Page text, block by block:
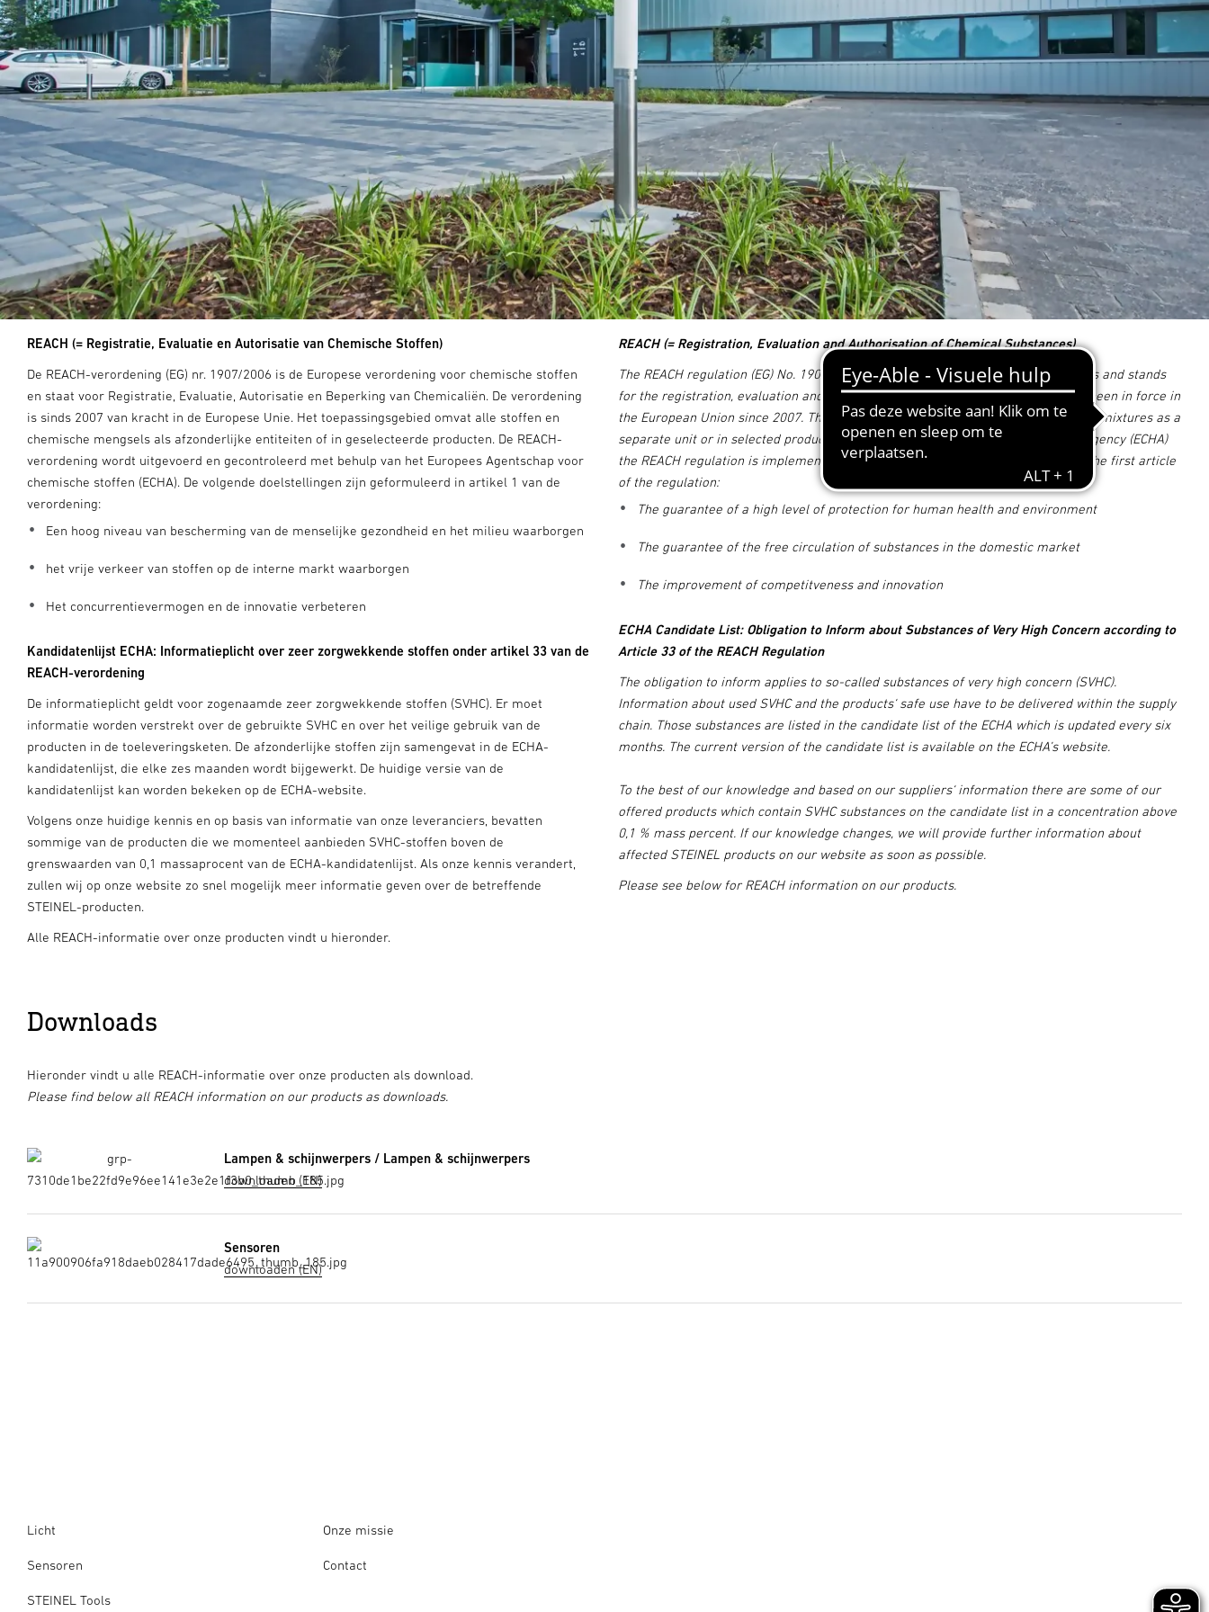
REACH (= Registratie, Evaluatie en Autorisatie van Chemische Stoffen)
De REACH-verordening (EG) nr. 1907/2006 is de Europese verordening voor chemische stoffen
en staat voor Registratie, Evaluatie, Autorisatie en Beperking van Chemicaliën. De verordening
is sinds 2007 van kracht in de Europese Unie. Het toepassingsgebied omvat alle stoffen en
chemische mengsels als afzonderlijke entiteiten of in geselecteerde producten. De REACH-
verordening wordt uitgevoerd en gecontroleerd met behulp van het Europees Agentschap voor
chemische stoffen (ECHA). De volgende doelstellingen zijn geformuleerd in artikel 1 van de
verordening:
Een hoog niveau van bescherming van de menselijke gezondheid en het milieu waarborgen
het vrije verkeer van stoffen op de interne markt waarborgen
Het concurrentievermogen en de innovatie verbeteren
Kandidatenlijst ECHA: Informatieplicht over zeer zorgwekkende stoffen onder artikel 33 van de
REACH-verordening
De informatieplicht geldt voor zogenaamde zeer zorgwekkende stoffen (SVHC). Er moet
informatie worden verstrekt over de gebruikte SVHC en over het veilige gebruik van de
producten in de toeleveringsketen. De afzonderlijke stoffen zijn samengevat in de ECHA-
kandidatenlijst, die elke zes maanden wordt bijgewerkt. De huidige versie van de
kandidatenlijst kan worden bekeken op de ECHA-website.
Volgens onze huidige kennis en op basis van informatie van onze leveranciers, bevatten
sommige van de producten die we momenteel aanbieden SVHC-stoffen boven de
grenswaarden van 0,1 massaprocent van de ECHA-kandidatenlijst. Als onze kennis verandert,
zullen wij op onze website zo snel mogelijk meer informatie geven over de betreffende
STEINEL-producten.
Alle REACH-informatie over onze producten vindt u hieronder.
REACH (= Registration, Evaluation and Authorisation of Chemical Substances)
The REACH regulation (EG) No. 1907/2006 is the European regulation of chemicals and stands
for the registration, evaluation and authorisation of chemical substances. It has been in force in
the European Union since 2007. Their scope includes all substances and chemical mixtures as a
separate unit or in selected products. With the help of the European Chemicals Agency (ECHA)
the REACH regulation is implemented and monitored. Following aims are set in the first article
of the regulation:
The guarantee of a high level of protection for human health and environment
The guarantee of the free circulation of substances in the domestic market
The improvement of competitveness and innovation
ECHA Candidate List: Obligation to Inform about Substances of Very High Concern according to
Article 33 of the REACH Regulation
The obligation to inform applies to so-called substances of very high concern (SVHC).
Information about used SVHC and the products‘ safe use have to be delivered within the supply
chain. Those substances are listed in the candidate list of the ECHA which is updated every six
months. The current version of the candidate list is available on the ECHA’s website.
To the best of our knowledge and based on our suppliers‘ information there are some of our
offered products which contain SVHC substances on the candidate list in a concentration above
0,1 % mass percent. If our knowledge changes, we will provide further information about
affected STEINEL products on our website as soon as possible.
Please see below for REACH information on our products.
Downloads
Hieronder vindt u alle REACH-informatie over onze producten als download.
Please find below all REACH information on our products as downloads.
Lampen & schijnwerpers / Lampen & schijnwerpers
downloaden (EN)
Sensoren
downloaden (EN)
Licht
Sensoren
STEINEL Tools
Onze missie
Contact